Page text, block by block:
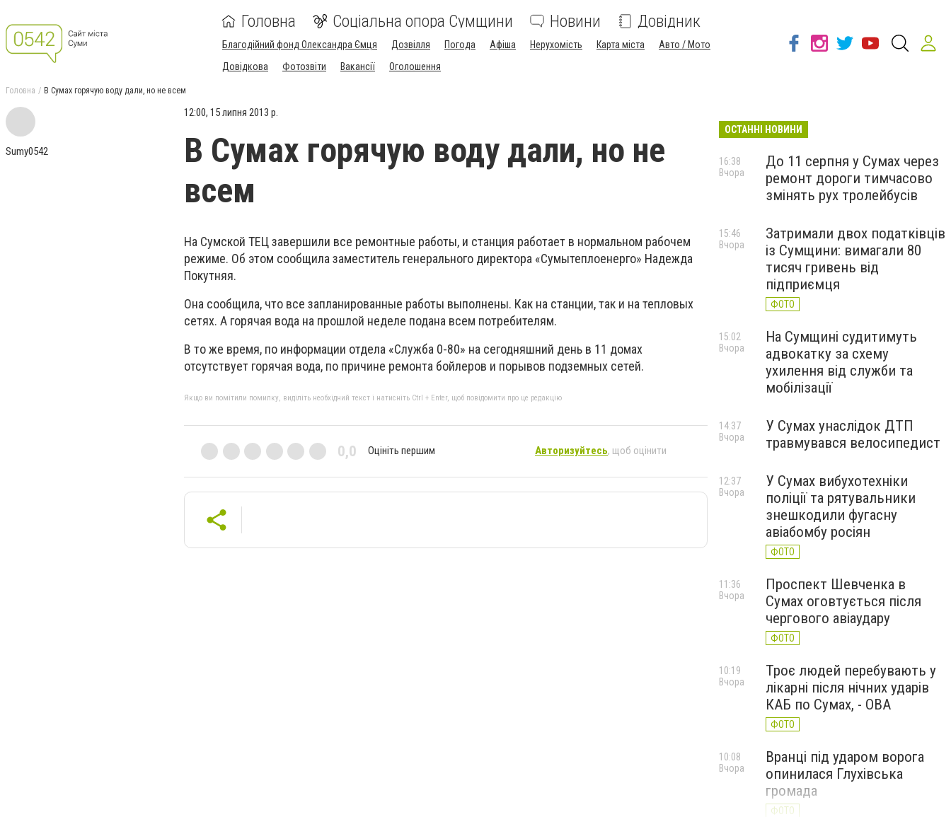
Головна Соціальна опора Сумщини Новини Довідник
Благодійний фонд Олександра Ємця Дозвілля Погода Афіша Нерухомість Карта міста
Авто / Мото
Довідкова
Фотозвіти Вакансії Оголошення
Головна В Сумах горячую воду дали, но не всем
Sumy0542
12:00, 15 липня 2013 р.
В Сумах горячую воду дали, но не
всем
На Сумской ТЕЦ завершили все ремонтные работы, и станция работает в нормальном рабочем
режиме. Об этом сообщила заместитель генерального директора «Сумытеплоенерго» Надежда
Покутняя.
Она сообщила, что все запланированные работы выполнены. Как на станции, так и на тепловых
сетях. А горячая вода на прошлой неделе подана всем потребителям.
В то же время, по информации отдела «Служба 0-80» на сегодняшний день в 11 домах
отсутствует горячая вода, по причине ремонта бойлеров и порывов подземных сетей.
Якщо ви помітили помилку, виділіть необхідний текст і натисніть Ctrl + Enter, щоб повідомити про це редакцію
0,0 Оцініть першим Авторизуйтесь, щоб оцінити
ОСТАННІ НОВИНИ
До 11 серпня у Сумах через
ремонт дороги тимчасово
змінять рух тролейбусів
16:38
Вчора
Затримали двох податківців
із Сумщини: вимагали 80
тисяч гривень від
підприємця
ФОТО
15:46
Вчора
На Сумщині судитимуть
адвокатку за схему
ухилення від служби та
мобілізації
15:02
Вчора
У Сумах унаслідок ДТП
травмувався велосипедист
14:37
Вчора
У Сумах вибухотехніки
поліції та рятувальники
знешкодили фугасну
авіабомбу росіян
ФОТО
12:37
Вчора
Проспект Шевченка в
Сумах оговтується після
чергового авіаудару
ФОТО
11:36
Вчора
Троє людей перебувають у
лікарні після нічних ударів
КАБ по Сумах, - ОВА
ФОТО
10:19
Вчора
Вранці під ударом ворога
опинилася Глухівська
громада
ФОТО
10:08
Вчора